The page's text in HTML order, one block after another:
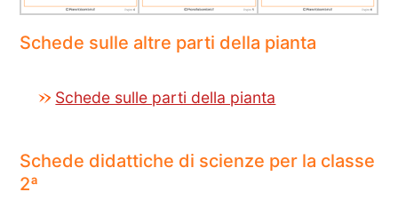
Schede sulle altre parti della pianta
Schede sulle parti della pianta
Schede didattiche di scienze per la classe
2ª